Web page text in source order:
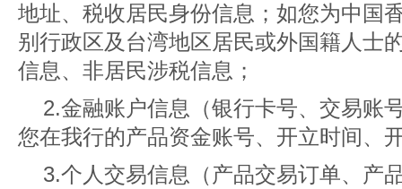
地址、税收居民身份信息；如您为中国
别行政区及台湾地区居民或外国籍人士
信息、非居民涉税信息；
2.金融账户信息（银行卡号、交易账
您在我行的产品资金账号、开立时间、
3.个人交易信息（产品交易订单、产